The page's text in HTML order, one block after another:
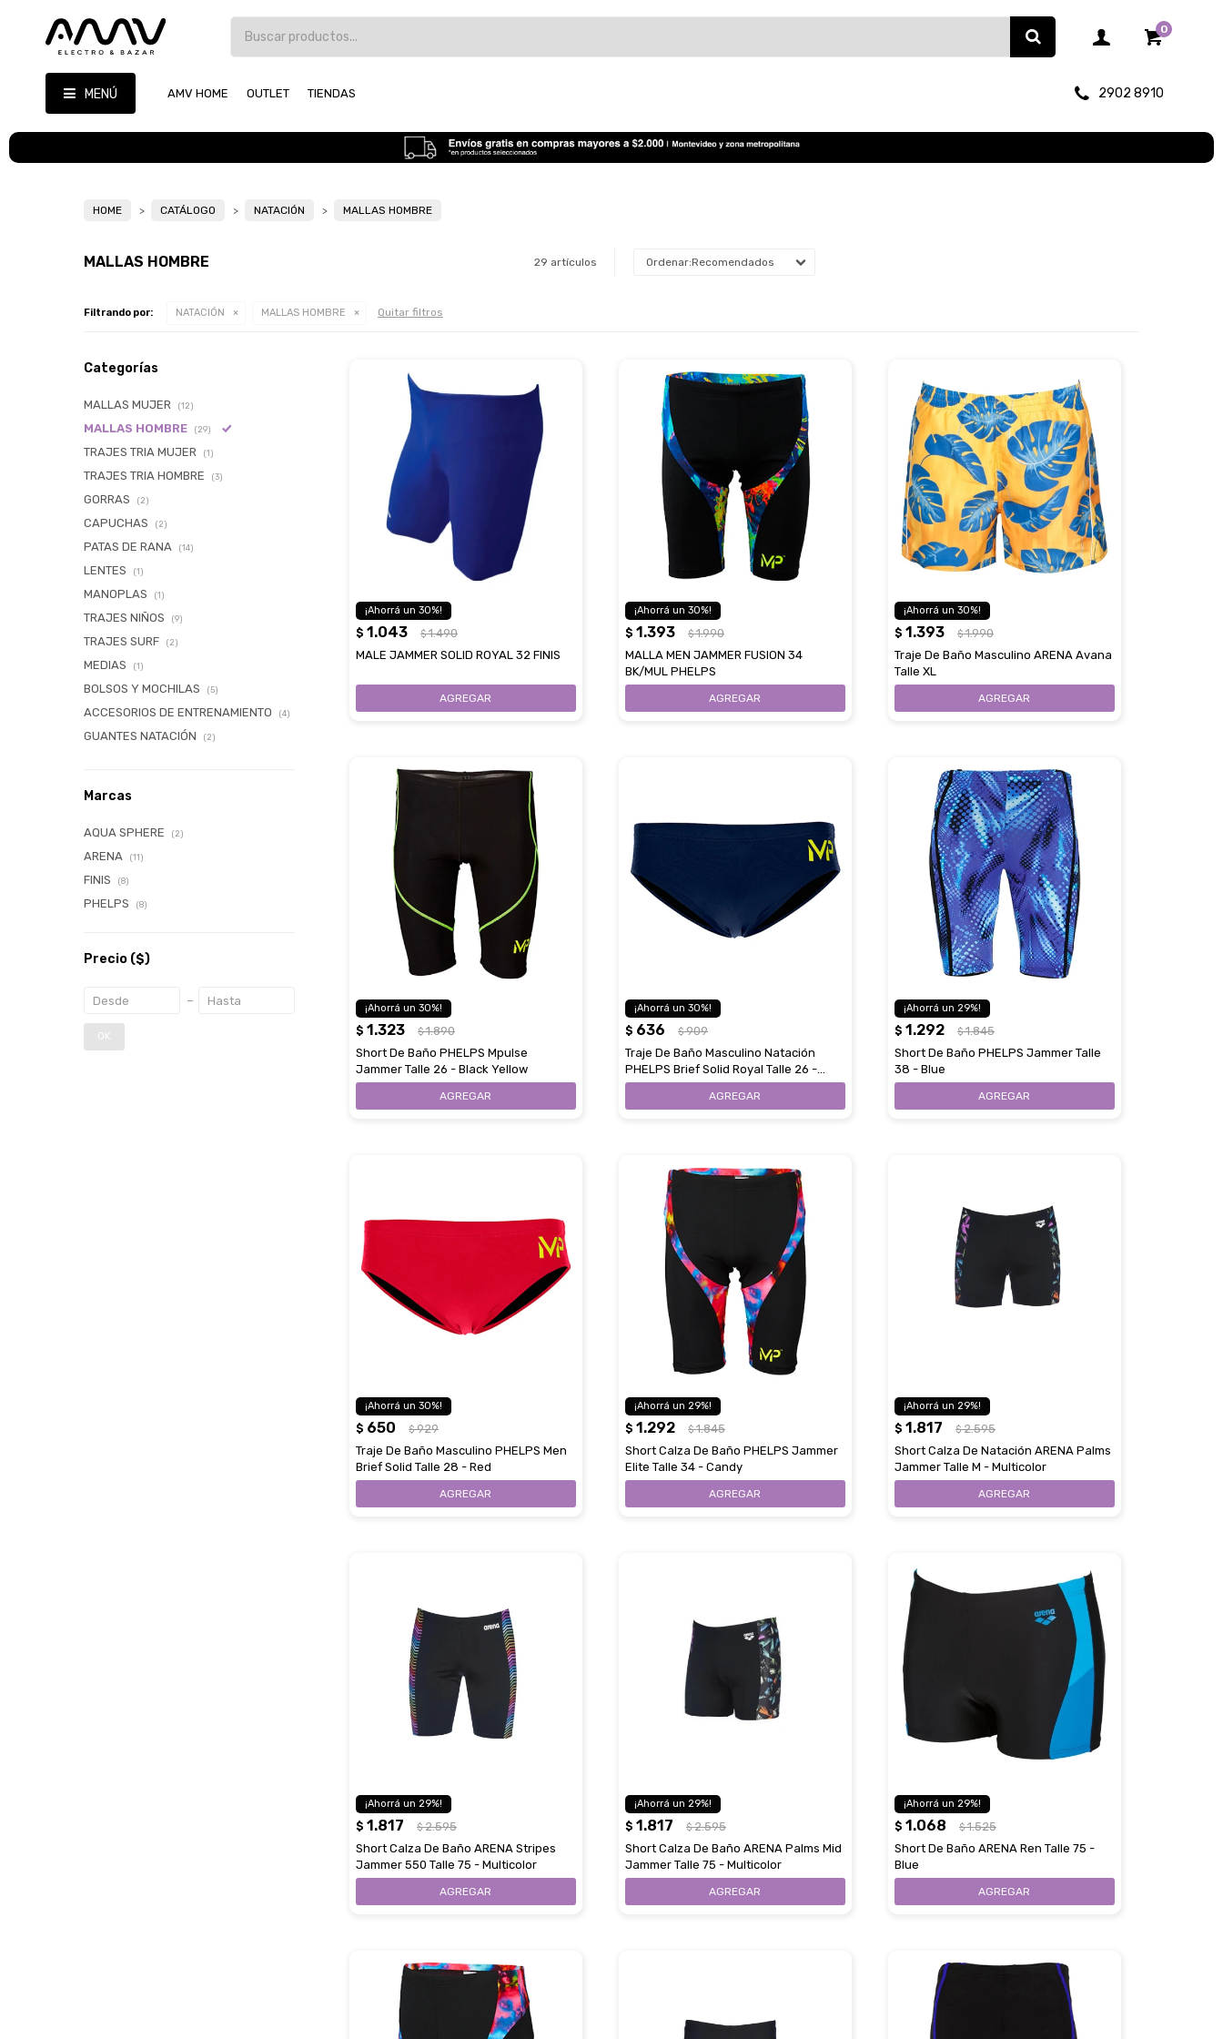
MENÚ AMV HOME OUTLET TIENDAS 2902 8910
0
HOME CATÁLOGO NATACIÓN MALLAS HOMBRE
MALLAS HOMBRE 29 artículos Recomendados
Filtrando por: NATACIÓN MALLAS HOMBRE Quitar filtros
30
$ 1.043 $ 1.490
MALE JAMMER SOLID ROYAL 32 FINIS
30
$ 1.393 $ 1.990
MALLA MEN JAMMER FUSION 34
BK/MUL PHELPS
30
$ 1.393 $ 1.990
Traje De Baño Masculino ARENA Avana
Talle XL
30
$ 1.323 $ 1.890
Short De Baño PHELPS Mpulse
Jammer Talle 26 - Black Yellow
30
$ 636 $ 909
Traje De Baño Masculino Natación
PHELPS Brief Solid Royal Talle 26 -
Black
29
$ 1.292 $ 1.845
Short De Baño PHELPS Jammer Talle
38 - Blue
30
$ 650 $ 929
Traje De Baño Masculino PHELPS Men
Brief Solid Talle 28 - Red
29
$ 1.292 $ 1.845
Short Calza De Baño PHELPS Jammer
Elite Talle 34 - Candy
29
$ 1.817 $ 2.595
Short Calza De Natación ARENA Palms
Jammer Talle M - Multicolor
29
$ 1.817 $ 2.595
Short Calza De Baño ARENA Stripes
Jammer 550 Talle 75 - Multicolor
29
$ 1.817 $ 2.595
Short Calza De Baño ARENA Palms Mid
Jammer Talle 75 - Multicolor
29
$ 1.068 $ 1.525
Short De Baño ARENA Ren Talle 75 -
Blue
Categorías
MALLAS MUJER (12)
MALLAS HOMBRE (29)
TRAJES TRIA MUJER (1)
TRAJES TRIA HOMBRE (3)
GORRAS (2)
CAPUCHAS (2)
PATAS DE RANA (14)
LENTES (1)
MANOPLAS (1)
TRAJES NIÑOS (9)
TRAJES SURF (2)
MEDIAS (1)
BOLSOS Y MOCHILAS (5)
ACCESORIOS DE ENTRENAMIENTO (4)
GUANTES NATACIÓN (2)
Marcas
AQUA SPHERE (2)
ARENA (11)
FINIS (8)
PHELPS (8)
Precio ($)
OK
Comprá ahora y Pagá
Después, hasta en 12
Cédula de identidad